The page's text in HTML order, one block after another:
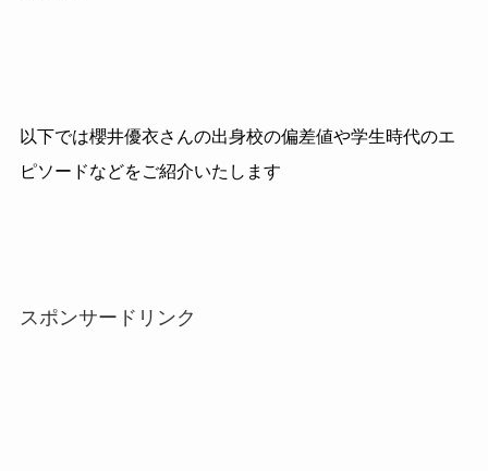
以下では櫻井優衣さんの出身校の偏差値や学生時代のエ
ピソードなどをご紹介いたします
スポンサードリンク